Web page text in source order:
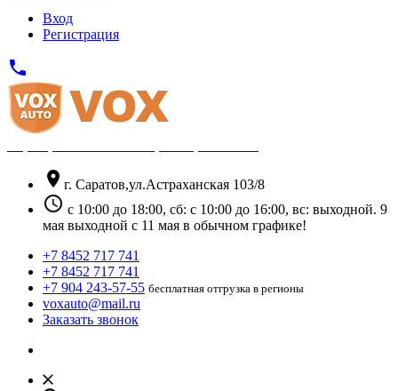
Вход
Регистрация
phone
location_on г. Саратов,ул.Астраханская 103/8
schedule с 10:00 до 18:00, сб: с 10:00 до 16:00, вс: выходной. 9
мая выходной с 11 мая в обычном графике!
+7 8452 717 741
+7 8452 717 741
+7 904 243-57-55 бесплатная отгрузка в регионы
voxauto@mail.ru
Заказать звонок